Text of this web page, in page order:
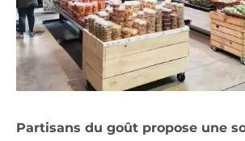
Partisans du goût propose une